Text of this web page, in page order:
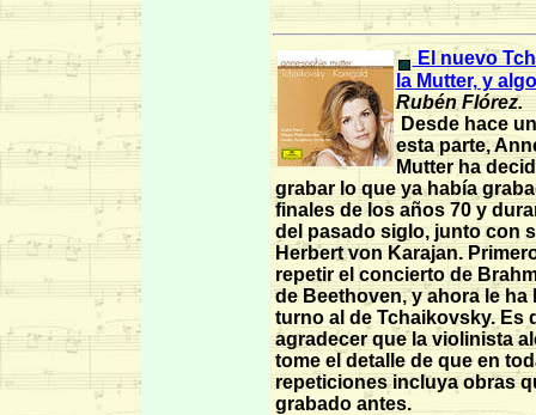
El nuevo
la Mutter, y
Rubén Flórez.
Desde hace
esta parte,
Mutter ha
grabar lo que ya había
finales de los años 70 y
del pasado siglo, junto con
Herbert von Karajan.
repetir el concierto de
de Beethoven, y ahora le ha
turno al de Tchaikovsky. Es
agradecer que la violinista
tome el detalle de que en
repeticiones incluya obras
grabado antes.